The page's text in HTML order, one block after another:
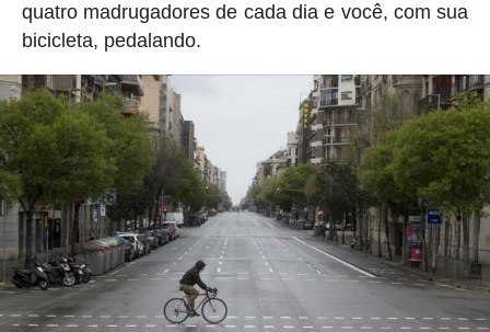
quatro madrugadores de cada dia e você, com sua
bicicleta, pedalando.